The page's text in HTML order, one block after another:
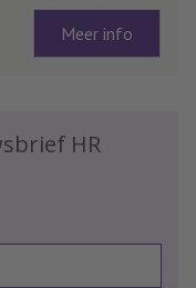
Meer info
HR